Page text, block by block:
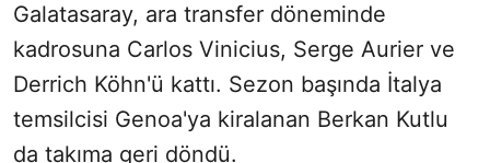
Galatasaray, ara transfer döneminde
kadrosuna Carlos Vinicius, Serge Aurier ve
Derrich Köhn'ü kattı. Sezon başında İtalya
temsilcisi Genoa'ya kiralanan Berkan Kutlu
da takıma geri döndü.